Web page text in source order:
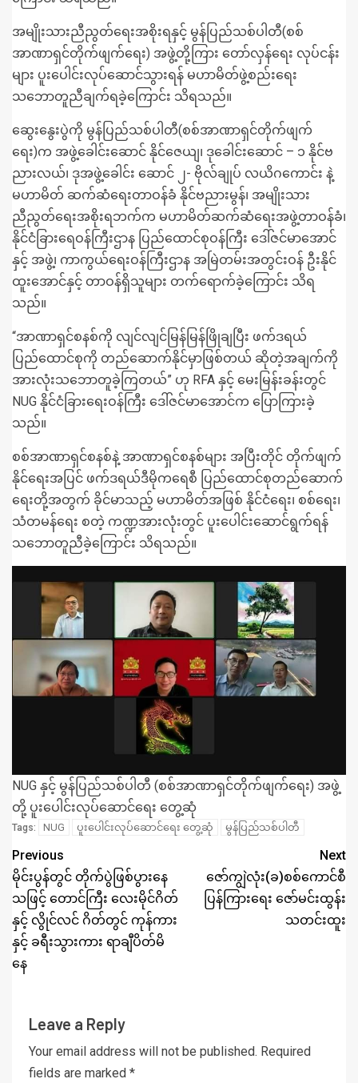
အမျိုးသားညီညွတ်ရေးအစိုးရနှင့် မွန်ပြည်သစ်ပါတီ(စစ်
အာဏာရှင်တိုက်ဖျက်ရေး) အဖွဲ့တို့ကြား တော်လှန်ရေး လုပ်ငန်း
များ ပူးပေါင်းလုပ်ဆောင်သွားရန် မဟာမိတ်ဖွဲ့စည်းရေး
သဘောတူညီချက်ရခဲ့ကြောင်း သိရသည်။
ဆွေးနွေးပွဲကို မွန်ပြည်သစ်ပါတီ(စစ်အာဏာရှင်တိုက်ဖျက်
ရေး)က အဖွဲ့ခေါင်းဆောင် နိုင်ဇေယျ၊ ဒုခေါင်းဆောင် – ၁ နိုင်ဗ
ညားလယ်၊ ဒုအဖွဲ့ခေါင်း ဆောင် ၂- ဗိုလ်ချုပ် လယိဂကောင်း နဲ့
မဟာမိတ် ဆက်ဆံရေးတာဝန်ခံ နိုင်ဗညားမွန်၊ အမျိုးသား
ညီညွတ်ရေးအစိုးရဘက်က မဟာမိတ်ဆက်ဆံရေးအဖွဲ့တာဝန်ခံ၊
နိုင်ငံခြားရေဝန်ကြီးဌာန ပြည်ထောင်စုဝန်ကြီး ဒေါ်ဇင်မာအောင်
နှင့် အဖွဲ့၊ ကာကွယ်ရေးဝန်ကြီးဌာန အမြဲတမ်းအတွင်းဝန် ဦးနိုင်
ထူးအောင်နှင့် တာဝန်ရှိသူများ တက်ရောက်ခဲ့ကြောင်း သိရ
သည်။
“အာဏာရှင်စနစ်ကို လျင်လျင်မြန်မြန်ဖြိုချပြီး ဖက်ဒရယ်
ပြည်ထောင်စုကို တည်ဆောက်နိုင်မှာဖြစ်တယ် ဆိုတဲ့အချက်ကို
အားလုံးသဘောတူခဲ့ကြတယ်” ဟု RFA နှင့် မေးမြန်းခန်းတွင်
NUG နိုင်ငံခြားရေးဝန်ကြီး ဒေါ်ဇင်မာအောင်က ပြောကြားခဲ့
သည်။
စစ်အာဏာရှင်စနစ်နဲ့ အာဏာရှင်စနစ်များ အပြီးတိုင် တိုက်ဖျက်
နိုင်ရေးအပြင် ဖက်ဒရယ်ဒီမိုကရေစီ ပြည်ထောင်စုတည်ဆောက်
ရေးတို့အတွက် ခိုင်မာသည့် မဟာမိတ်အဖြစ် နိုင်ငံရေး၊ စစ်ရေး၊
သံတမန်ရေး စတဲ့ ကဏ္ဍအားလုံးတွင် ပူးပေါင်းဆောင်ရွက်ရန်
သဘောတူညီခဲ့ကြောင်း သိရသည်။
NUG နှင့် မွန်ပြည်သစ်ပါတီ (စစ်အာဏာရှင်တိုက်ဖျက်ရေး) အဖွဲ့
တို့ ပူးပေါင်းလုပ်ဆောင်ရေး တွေ့ဆုံ
Tags: NUG ပူးပေါင်းလုပ်ဆောင်ရေး တွေ့ဆုံ မွန်ပြည်သစ်ပါတီ
Previous
မိုင်းပွန်တွင် တိုက်ပွဲဖြစ်ပွားနေ
သဖြင့် တောင်ကြီး လေးမိုင်ဂိတ်
နှင့် လွိုင်လင် ဂိတ်တွင် ကုန်ကား
နှင့် ခရီးသွားကား ရာချီပိတ်မိ
နေ
Next
ဇော်ကျွဲလုံး(ခ)စစ်ကောင်စီ
ပြန်ကြားရေး ဇော်မင်းထွန်း
သတင်းထူး
Leave a Reply
Your email address will not be published. Required
fields are marked *